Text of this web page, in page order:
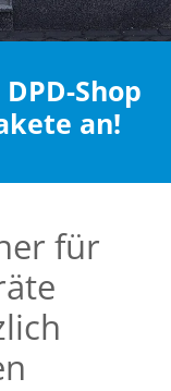
Shop
an!
für